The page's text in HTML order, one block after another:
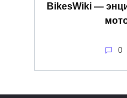
BikesWiki —
0